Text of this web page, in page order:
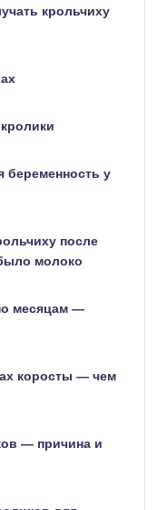
крольчиху
беременность у
после
молоко
месяцам —
коросты — чем
— причина и